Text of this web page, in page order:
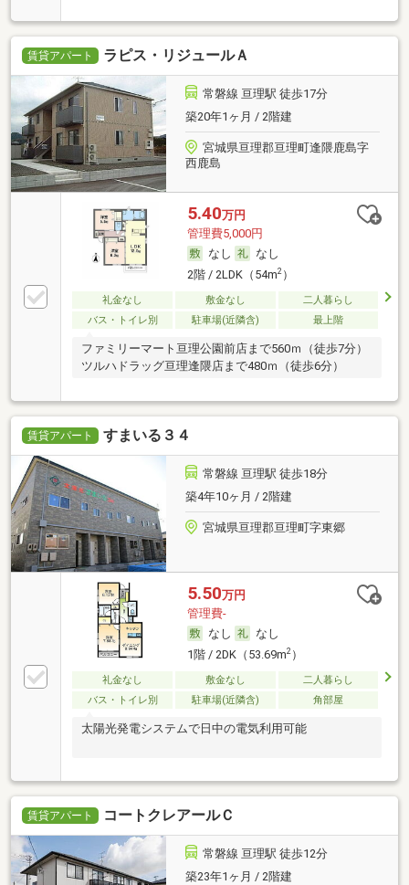
賃貸アパート ラピス・リジュールＡ
常磐線 亘理駅 徒歩17分
築20年1ヶ月 / 2階建
宮城県亘理郡亘理町逢隈鹿島字
西鹿島
5.40万円
管理費5,000円
なし
なし
2階 / 2LDK（54m2）
礼金なし 敷金なし
二人暮らし
バス・トイレ別
駐車場(近隣含) 最上階
ファミリーマート亘理公園前店まで560ｍ（徒歩7分）
ツルハドラッグ亘理逢隈店まで480ｍ（徒歩6分）
賃貸アパート すまいる３４
常磐線 亘理駅 徒歩18分
築4年10ヶ月 / 2階建
宮城県亘理郡亘理町字東郷
5.50万円
管理費-
なし
なし
1階 / 2DK（53.69m2）
礼金なし 敷金なし
二人暮らし
バス・トイレ別
駐車場(近隣含) 角部屋
太陽光発電システムで日中の電気利用可能
賃貸アパート コートクレアールＣ
常磐線 亘理駅 徒歩12分
築23年1ヶ月 / 2階建